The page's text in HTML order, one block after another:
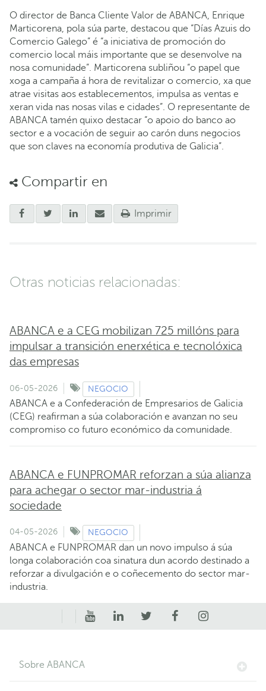
O director de Banca Cliente Valor de ABANCA, Enrique
Marticorena, pola súa parte, destacou que “Días Azuis do
Comercio Galego” é “a iniciativa de promoción do
comercio local máis importante que se desenvolve na
nosa comunidade”. Marticorena subliñou “o papel que
xoga a campaña á hora de revitalizar o comercio, xa que
atrae visitas aos establecementos, impulsa as ventas e
xeran vida nas nosas vilas e cidades”. O representante de
ABANCA tamén quixo destacar “o apoio do banco ao
sector e a vocación de seguir ao carón duns negocios
que son claves na economía produtiva de Galicia”.
Compartir en
Imprimir
Otras noticias relacionadas:
ABANCA e a CEG mobilizan 725 millóns para
impulsar a transición enerxética e tecnolóxica
das empresas
06-05-2026 NEGOCIO
ABANCA e a Confederación de Empresarios de Galicia
(CEG) reafirman a súa colaboración e avanzan no seu
compromiso co futuro económico da comunidade.
ABANCA e FUNPROMAR reforzan a súa alianza
para achegar o sector mar-industria á
sociedade
04-05-2026 NEGOCIO
ABANCA e FUNPROMAR dan un novo impulso á súa
longa colaboración coa sinatura dun acordo destinado a
reforzar a divulgación e o coñecemento do sector mar-
industria.
Sobre ABANCA